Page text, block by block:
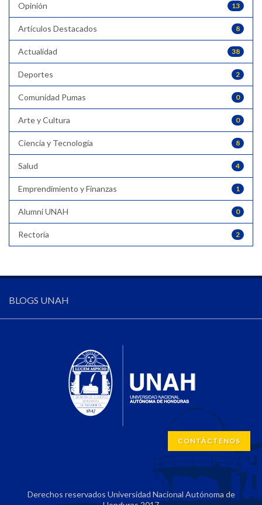
13
Opinión
8
Artículos Destacados
38
Actualidad
2
Deportes
0
Comunidad Pumas
0
Arte y Cultura
8
Ciencia y Tecnología
4
Salud
1
Emprendimiento y Finanzas
0
Alumni UNAH
2
Rectoría
BLOGS UNAH
CONTÁCTENOS
Derechos reservados Universidad Nacional Autónoma de